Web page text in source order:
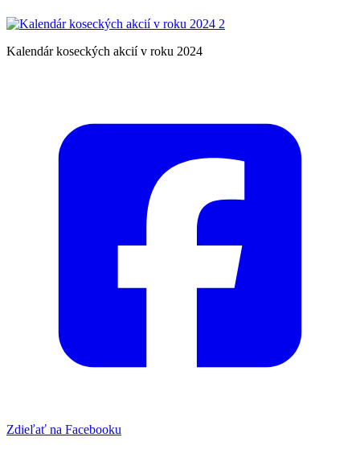
Kalendár koseckých akcií v roku 2024
Zdieľať na Facebooku